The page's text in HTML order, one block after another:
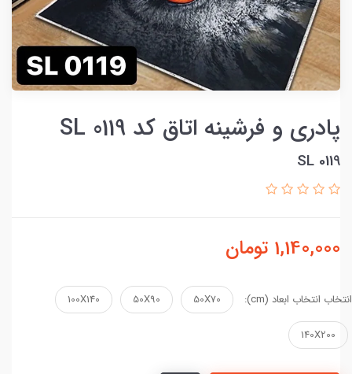
پادری و فرشینه اتاق کد SL 0119
SL 0119
1,140,000 تومان
انتخاب انتخاب ابعاد (cm): 50X70
50X90
100X140
140X200